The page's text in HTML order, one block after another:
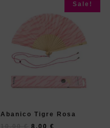
Sale!
Abanico Tigre Rosa